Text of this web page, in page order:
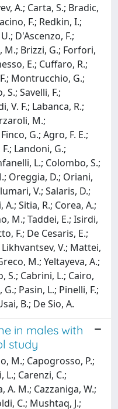
A.; Carta, S.; Bradic,
F.; Redkin, I.;
D'Ascenzo, F.;
M.; Brizzi, G.; Forfori,
E.; Cuffaro, R.;
Montrucchio, G.;
S.; Savelli, F.;
V. F.; Labanca, R.;
M.;
G.; Agro, F. E.;
Landoni, G.;
L.; Colombo, S.;
Oreggia, D.; Oriani,
V.; Salaris, D.;
Sitia, R.; Corea, A.;
M.; Taddei, E.; Isirdi,
F.; De Cesaris, E.;
V.; Mattei,
M.; Yeltayeva, A.;
S.; Cabrini, L.; Cairo,
Pasin, L.; Pinelli, F.;
B.; De Sio, A.
in males with
study
M.; Capogrosso, P.;
L.; Carenzi, C.;
A. M.; Cazzaniga, W.;
C.; Mushtaq, J.;